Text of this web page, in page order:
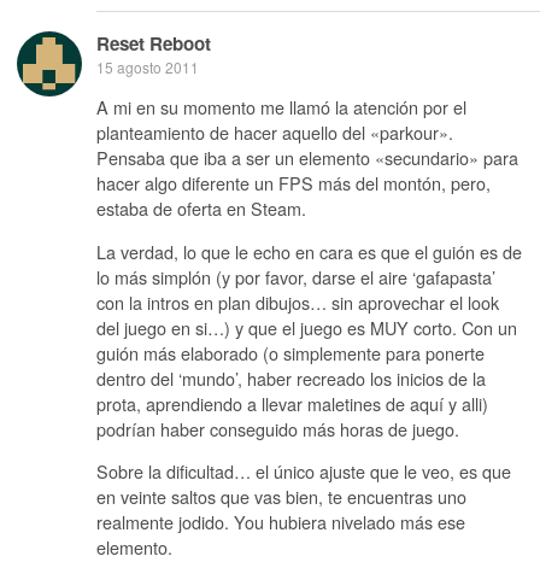
Reset Reboot
15 agosto 2011
A mi en su momento me llamó la atención por el
planteamiento de hacer aquello del «parkour».
Pensaba que iba a ser un elemento «secundario» para
hacer algo diferente un FPS más del montón, pero,
estaba de oferta en Steam.
La verdad, lo que le echo en cara es que el guión es de
lo más simplón (y por favor, darse el aire ‘gafapasta’
con la intros en plan dibujos… sin aprovechar el look
del juego en si…) y que el juego es MUY corto. Con un
guión más elaborado (o simplemente para ponerte
dentro del ‘mundo’, haber recreado los inicios de la
prota, aprendiendo a llevar maletines de aquí y alli)
podrían haber conseguido más horas de juego.
Sobre la dificultad… el único ajuste que le veo, es que
en veinte saltos que vas bien, te encuentras uno
realmente jodido. You hubiera nivelado más ese
elemento.